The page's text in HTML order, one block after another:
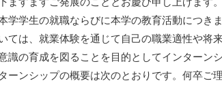
学学生の就職ならびに本学の教育活動につき
ては、就業体験を通じて自己の職業適性や将
識の育成を図ることを目的としてインターン
ーンシップの概要は次のとおりです。何卒ご